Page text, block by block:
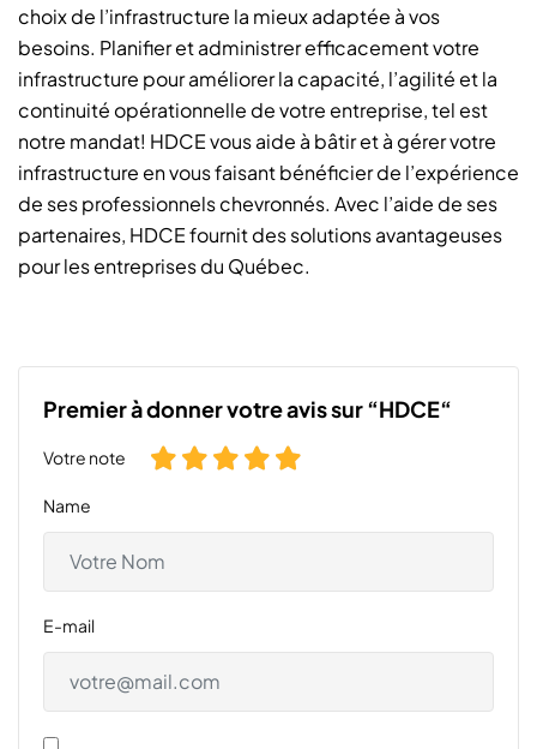
choix de l’infrastructure la mieux adaptée à vos
besoins. Planifier et administrer efficacement votre
infrastructure pour améliorer la capacité, l’agilité et la
continuité opérationnelle de votre entreprise, tel est
notre mandat! HDCE vous aide à bâtir et à gérer votre
infrastructure en vous faisant bénéficier de l’expérience
de ses professionnels chevronnés. Avec l’aide de ses
partenaires, HDCE fournit des solutions avantageuses
pour les entreprises du Québec.
Premier à donner votre avis sur “HDCE“
Votre note
Name
E-mail